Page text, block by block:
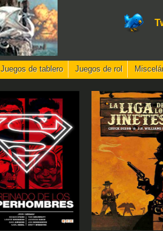
Juegos de tablero Juegos de rol